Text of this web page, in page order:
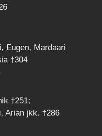
Eugen, Mardaari
†304
†251;
Arian jkk. †286